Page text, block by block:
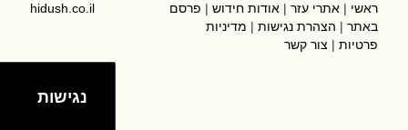
ראשי | אתרי עזר | אודות חידוש | פרסם
באתר | הצהרת נגישות | מדיניות
פרטיות | צור קשר
hidush.co.il
נגישות